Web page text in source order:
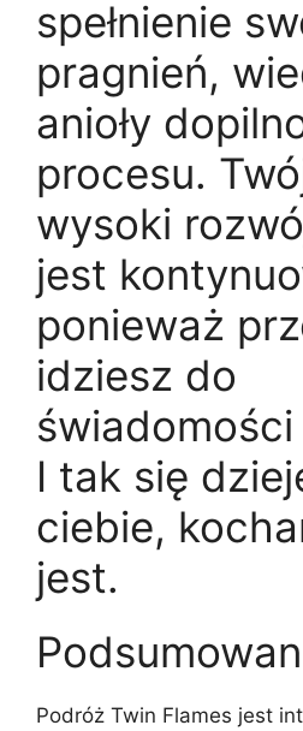
spełnienie
pragnień,
anioły
procesu.
wysoki
jest
ponieważ
idziesz do
I tak się
ciebie,
jest.
Podróż Twin Flames jest